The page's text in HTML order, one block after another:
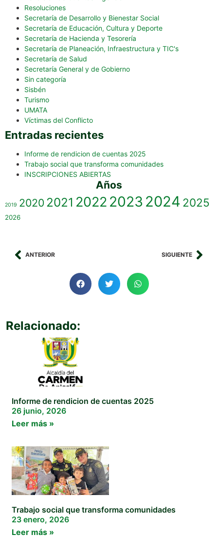
Resoluciones
Secretaría de Desarrollo y Bienestar Social
Secretaría de Educación, Cultura y Deporte
Secretaría de Hacienda y Tesorería
Secretaría de Planeación, Infraestructura y TIC's
Secretaría de Salud
Secretaría General y de Gobierno
Sin categoría
Sisbén
Turismo
UMATA
Víctimas del Conflicto
Entradas recientes
Informe de rendicion de cuentas 2025
Trabajo social que transforma comunidades
INSCRIPCIONES ABIERTAS
Años
2019 20202021 2022 2023 2024 2025
2026
ANTERIOR SIGUIENTE
Relacionado:
Informe de rendicion de cuentas 2025
26 junio, 2026
Leer más »
Trabajo social que transforma comunidades
23 enero, 2026
Leer más »